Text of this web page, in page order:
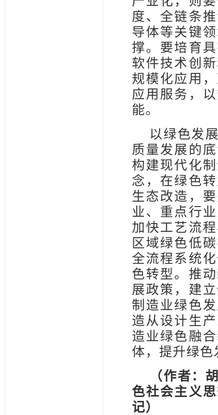
度、全链条
导体等关键
撑。要培育
软件技术创
规模化应用
应用服务，
能。
以绿色发
质量发展的
构建现代化
念，在绿色
生态改造，
业、重点行
加快工艺流
区域绿色低
全流程系统
色转型。推
展政策，建
制造业绿色
造从设计生
造业绿色融
体，提升绿
（作者：
色社会主义
记）